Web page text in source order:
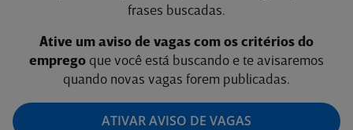
frases buscadas.
Ative um aviso de vagas com os critérios do
emprego que você está buscando e te avisaremos
quando novas vagas forem publicadas.
ATIVAR AVISO DE VAGAS